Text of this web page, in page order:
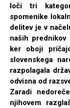
loči tri
spomenike
delitev je v
naših
ker oboji
slovenskega
razpolagala
odvisna od
Zaradi
njihovem